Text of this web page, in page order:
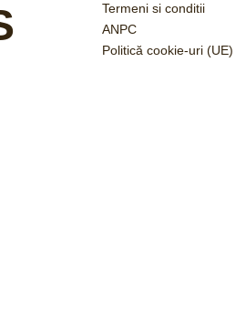
Termeni si conditii
ANPC
Politică cookie-uri (UE)